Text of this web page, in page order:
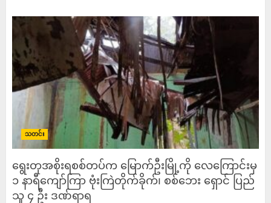
သတင်း
ရွေးတုအစိုးရစစ်တပ်က မြောက်ဦးမြို့ကို လေကြောင်းမှ
၁ နာရီကျော်ကြာ ဗုံးကြဲတိုက်ခိုက်၊ စစ်ဘေး ရှောင် ပြည်
သူ ၄ ဦး ဒဏ်ရာရ